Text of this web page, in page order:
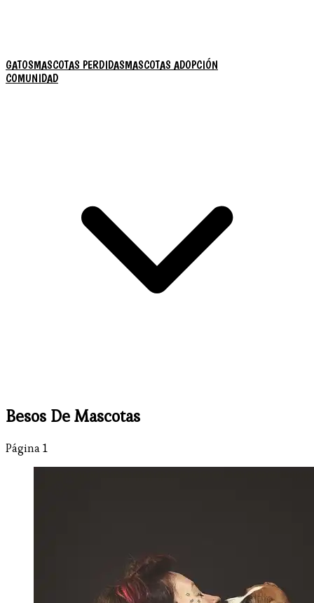
GATOSMASCOTAS PERDIDASMASCOTAS ADOPCIÓN
COMUNIDAD
Besos De Mascotas
Página 1